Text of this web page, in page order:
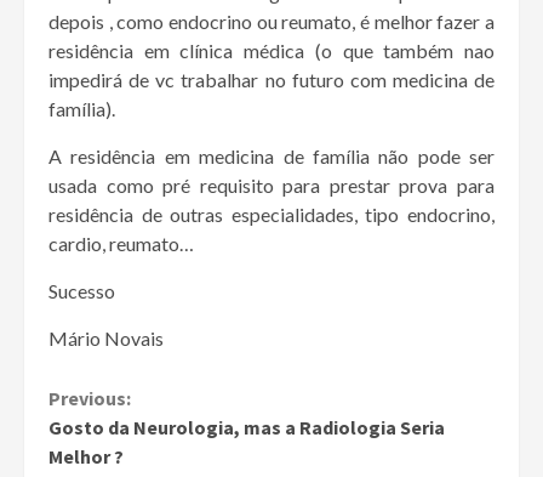
depois , como endocrino ou reumato, é melhor fazer a
residência em clínica médica (o que também nao
impedirá de vc trabalhar no futuro com medicina de
família).
A residência em medicina de família não pode ser
usada como pré requisito para prestar prova para
residência de outras especialidades, tipo endocrino,
cardio, reumato…
Sucesso
Mário Novais
Continue
Reading
Previous:
Gosto da Neurologia, mas a Radiologia Seria
Melhor ?